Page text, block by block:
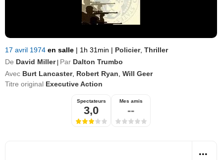
17 avril 1974 en salle | 1h 31min | Policier, Thriller
De David Miller Par Dalton Trumbo
Avec Burt Lancaster, Robert Ryan Will Geer
Titre original Executive Action
Spectateurs
3,0
Mes amis
--